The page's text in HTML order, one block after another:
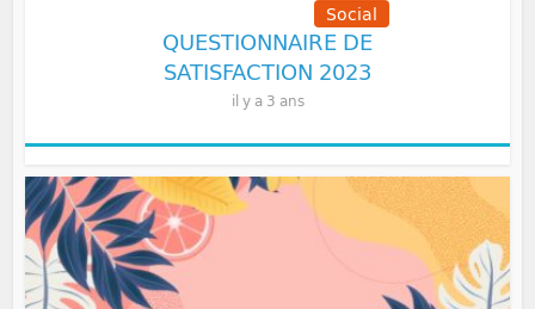
Social
QUESTIONNAIRE DE
SATISFACTION 2023
il y a 3 ans